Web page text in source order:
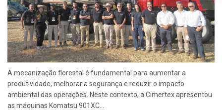
A mecanização florestal é fundamental para aumentar a
produtividade, melhorar a segurança e reduzir o impacto
ambiental das operações. Neste contexto, a Cimertex apresentou
as máquinas Komatsu 901XC...